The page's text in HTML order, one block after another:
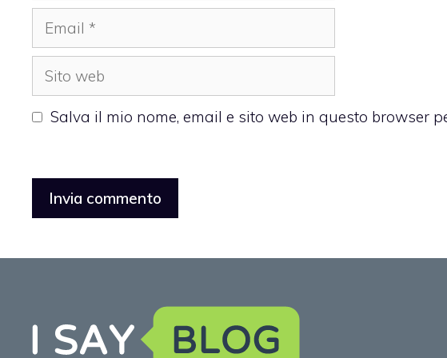
Email
Sito
web
Salva il mio nome, email e sito web in questo browser